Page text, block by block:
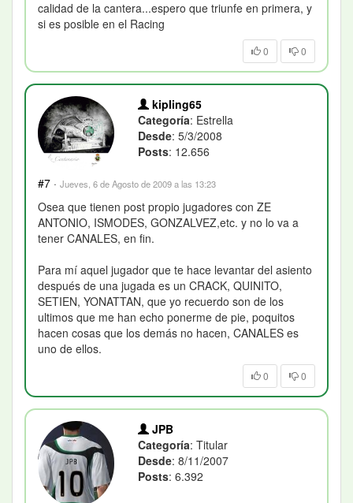
calidad de la cantera...espero que triunfe en primera, y
si es posible en el Racing
0 0
kipling65
Categoría: Estrella
Desde: 5/3/2008
Posts: 12.656
#7 · Jueves, 6 de Agosto de 2009 a las 13:23
Osea que tienen post propio jugadores con ZE
ANTONIO, ISMODES, GONZALVEZ,etc. y no lo va a
tener CANALES, en fin.
Para mí aquel jugador que te hace levantar del asiento
después de una jugada es un CRACK, QUINITO,
SETIEN, YONATTAN, que yo recuerdo son de los
ultimos que me han echo ponerme de pie, poquitos
hacen cosas que los demás no hacen, CANALES es
uno de ellos.
0 0
JPB
Categoría: Titular
Desde: 8/11/2007
Posts: 6.392